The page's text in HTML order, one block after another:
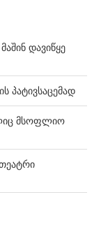
დავიწყე
პატივსაცემად
მსოფლიო